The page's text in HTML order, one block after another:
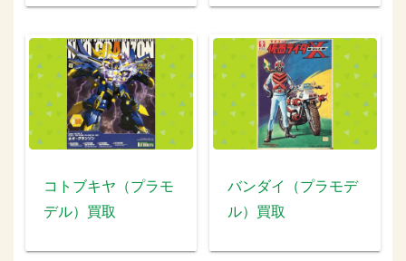
コトブキヤ（プラモ
デル）買取
バンダイ（プラモデ
ル）買取